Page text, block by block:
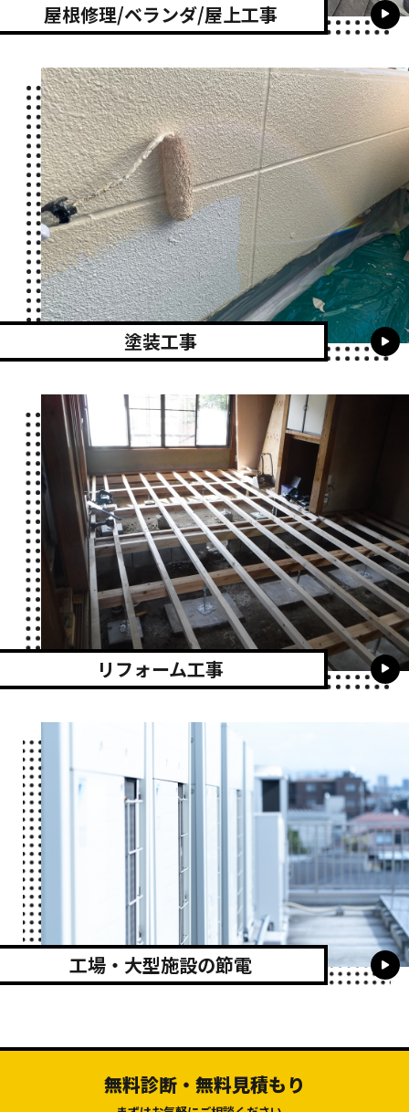
屋根修理/ベランダ/屋上工事
塗装工事
リフォーム工事
工場・大型施設の節電
無料診断・無料見積もり